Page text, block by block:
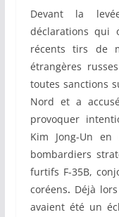
Devant la
déclarations qui
récents tirs de
étrangères
toutes sanctions
Nord et a
provoquer
Kim Jong-Un
bombardiers
furtifs F-35B,
coréens. Déjà
avaient été un